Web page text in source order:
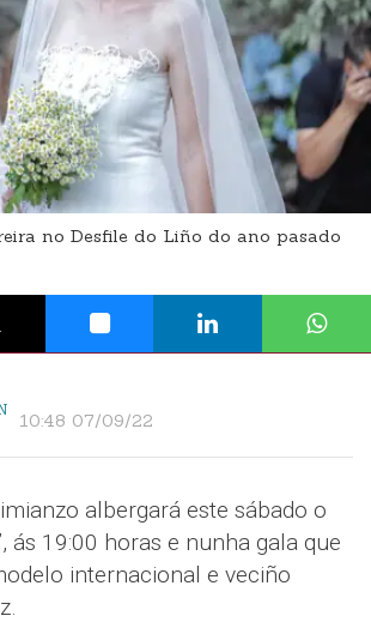
no Desfile do Liño do ano pasado
10:48 07/09/22
albergará este sábado o
ás 19:00 horas e nunha gala que
internacional e veciño